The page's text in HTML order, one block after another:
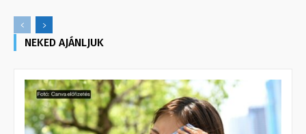
NEKED AJÁNLJUK